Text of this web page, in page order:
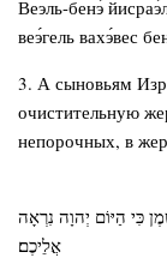
Веэль-бенэ́
веэ́гель вахэ́вес
3. А сыновьям
очистительную
непорочных, в
כִּי הַיּוֹם יְהוָה נִרְאָה
אֲלֵיכֶם׃